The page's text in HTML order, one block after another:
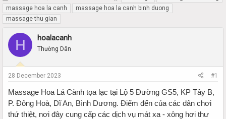
h
r
e
d
s
r
t
e
r
t
a
r
d
a
massage hoa la canh
massage hoa la canh binh duong
massage thu gian
H hoalacanh
Thường Dân
28 December 2023 #1
Massage Hoa Lá Cành tọa lạc tại Lộ 5 Đường GS5, KP Tây B,
P. Đông Hoà, Dĩ An, Bình Dương. Điểm đến của các dân chơi
thứ thiệt, nơi đây cung cấp các dịch vụ mát xa - xông hơi thư